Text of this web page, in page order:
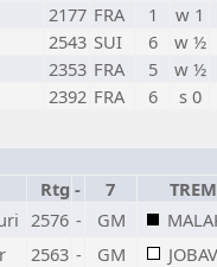
2177 FRA 1
w 1
2543 SUI 6
w ½
2353 FRA 5
w ½
2392 FRA 6 s 0
Rtg - 7
2576 - GM
2563 - GM